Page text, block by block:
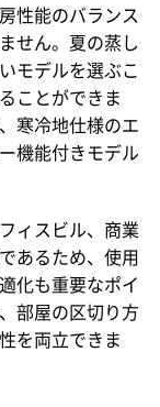
性能のバランス
せん。夏の蒸し
モデルを選ぶこ
ことができま
寒冷地仕様のエ
機能付きモデル
ィスビル、商業
あるため、使用
化も重要なポイ
部屋の区切り方
を両立できま